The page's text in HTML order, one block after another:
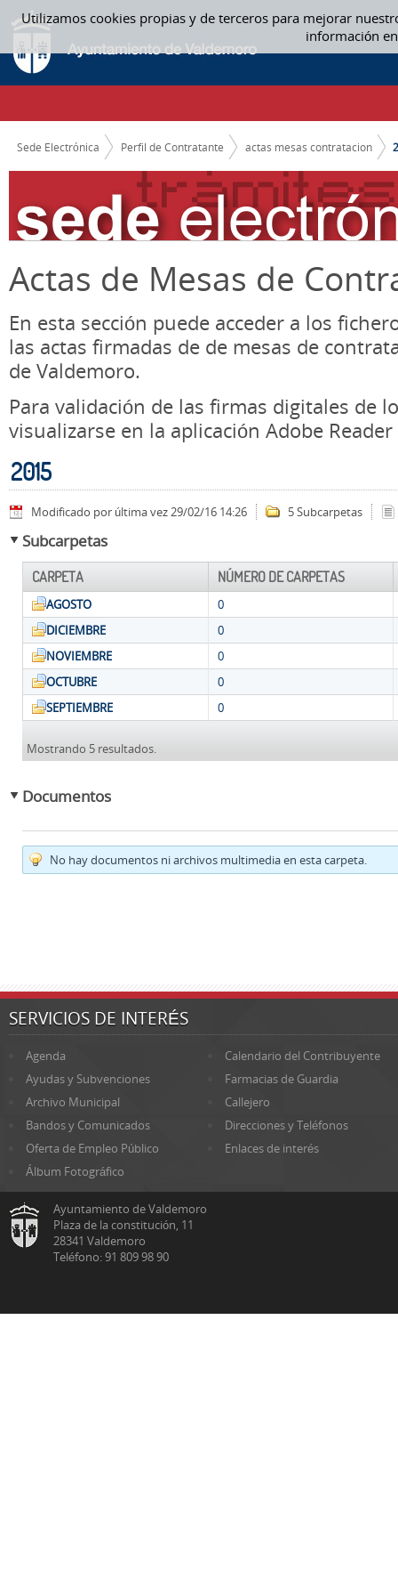
Utilizamos cookies propias y de terceros para mejorar
información
Saltar al contenido
2015 - ACTAS MESAS CONTRATACION
CAMINO DE MIGAS
Sede Electrónica Perfil de Contratante actas mesas contratacion
Actas de Mesas de
En esta sección puede acceder a los
las actas firmadas de de mesas de
de Valdemoro.
Para validación de las firmas digitales de
visualizarse en la aplicación Adobe Reader
2015
Modificado por última vez 29/02/16 14:26 5 Subcarpetas
Subcarpetas
CARPETA NÚMERO DE CARPETAS
AGOSTO
0
DICIEMBRE
0
NOVIEMBRE
0
OCTUBRE
0
SEPTIEMBRE
0
Mostrando 5 resultados.
Documentos
No hay documentos ni archivos multimedia en esta carpeta.
SERVICIOS DE INTERÉS
Agenda
Calendario del Contribuyente
Ayudas y Subvenciones
Farmacias de Guardia
Archivo Municipal
Callejero
Bandos y Comunicados
Direcciones y Teléfonos
Oferta de Empleo Público
Enlaces de interés
Álbum Fotográfico
Ayuntamiento de Valdemoro
Plaza de la constitución, 11
28341 Valdemoro
Teléfono: 91 809 98 90